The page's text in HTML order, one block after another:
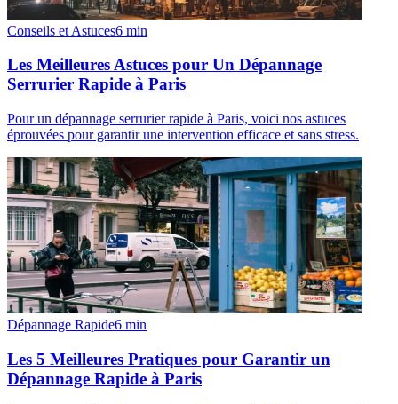
Conseils et Astuces6 min
Les Meilleures Astuces pour Un Dépannage
Serrurier Rapide à Paris
Pour un dépannage serrurier rapide à Paris, voici nos astuces
éprouvées pour garantir une intervention efficace et sans stress.
Dépannage Rapide6 min
Les 5 Meilleures Pratiques pour Garantir un
Dépannage Rapide à Paris